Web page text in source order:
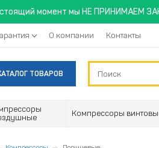
момент мы НЕ ПРИНИМАЕМ
О компании Контакты
ТОВАРОВ
Компрессоры